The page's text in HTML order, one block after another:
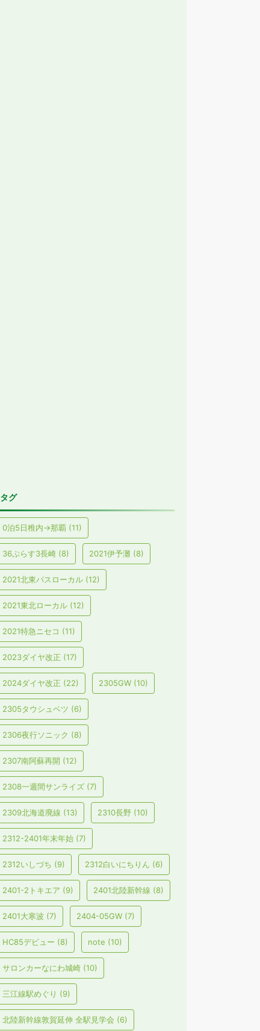
タグ
0泊5日稚内→那覇 (11)
36ぷらす3長崎 (8) 2021伊予灘 (8)
2021北東パスローカル (12)
2021東北ローカル (12)
2021特急ニセコ (11)
2023ダイヤ改正 (17)
2024ダイヤ改正 (22) 2305GW (10)
2305タウシュベツ (6)
2306夜行ソニック (8)
2307南阿蘇再開 (12)
2308一週間サンライズ (7)
2309北海道廃線 (13) 2310長野 (10)
2312-2401年末年始 (7)
2312いしづち (9) 2312白いにちりん (6)
2401-2トキエア (9) 2401北陸新幹線 (8)
2401大寒波 (7) 2404-05GW (7)
HC85デビュー (8) note (10)
サロンカーなにわ城崎 (10)
三江線駅めぐり (9)
北陸新幹線敦賀延伸 全駅見学会 (6)